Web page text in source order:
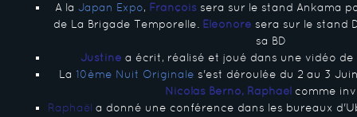
A la Japan Expo, François sera sur le stand Ankama
de La Brigade Temporelle. Eléonore sera sur le stand
sa BD
Justine a écrit, réalisé et joué dans une vidéo de
La 10ème Nuit Originale s'est déroulée du 2 au 3
Nicolas Berno, Raphaël comme
Raphaël a donné une conférence dans les bureaux